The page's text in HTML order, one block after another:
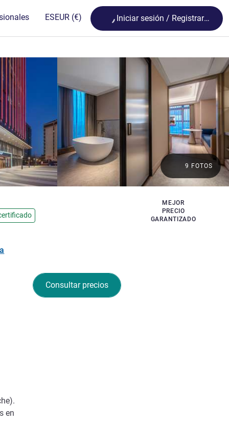
ESEUR (€) Loading...
Iniciar sesión / Registrarse
MEJOR
PRECIO
GARANTIZADO
9 FOTOS
Consultar precios
en